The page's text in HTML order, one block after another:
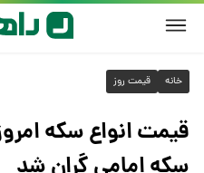
خانه قیمت روز